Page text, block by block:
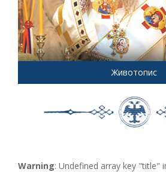
Животопис
Warning: Undefined array key "title"